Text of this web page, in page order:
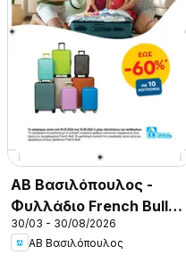
ΑΒ Βασιλόπουλος -
Φυλλάδιο French Bull
Continuity leaflet 2026
30/03 - 30/08/2026
ΑΒ Βασιλόπουλος